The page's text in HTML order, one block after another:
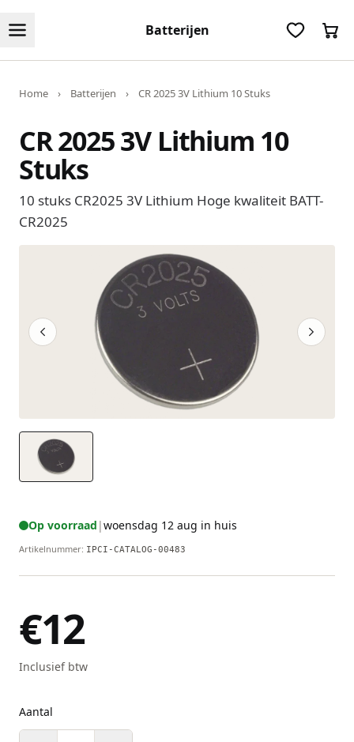
Batterijen
Home › Batterijen › CR 2025 3V Lithium 10 Stuks
CR 2025 3V Lithium 10
Stuks
10 stuks CR2025 3V Lithium Hoge kwaliteit BATT-
CR2025
Op voorraad |woensdag 12 aug in huis
Artikelnummer: IPCI-CATALOG-00483
€12
Inclusief btw
Aantal